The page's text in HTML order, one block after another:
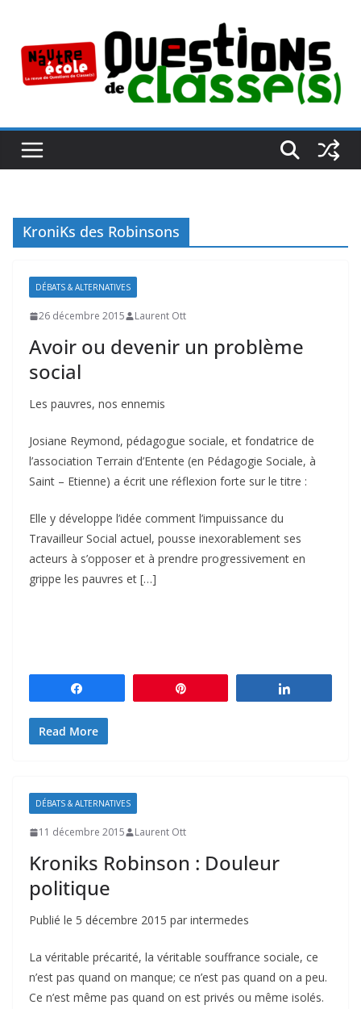
contenu
KroniKs des Robinsons
DÉBATS & ALTERNATIVES
26 décembre 2015 Laurent Ott
Avoir ou devenir un problème
social
Les pauvres, nos ennemis
Josiane Reymond, pédagogue sociale, et fondatrice de
l’association Terrain d’Entente (en Pédagogie Sociale, à
Saint – Etienne) a écrit une réflexion forte sur le titre :
Elle y développe l’idée comment l’impuissance du
Travailleur Social actuel, pousse inexorablement ses
acteurs à s’opposer et à prendre progressivement en
grippe les pauvres et […]
Read More
DÉBATS & ALTERNATIVES
11 décembre 2015 Laurent Ott
Kroniks Robinson : Douleur
politique
Publié le 5 décembre 2015 par intermedes
La véritable précarité, la véritable souffrance sociale, ce
n’est pas quand on manque; ce n’est pas quand on a peu.
Ce n’est même pas quand on est privés ou même isolés.